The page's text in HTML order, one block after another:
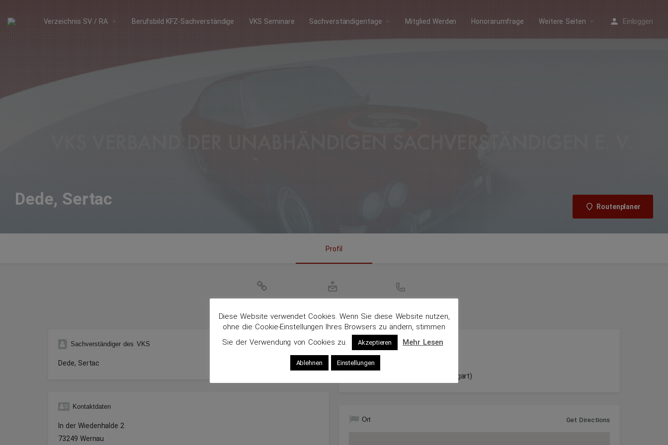
Einloggen
Verzeichnis SV / RA arrow_drop_down Berufsbild KFZ-Sachverständige VKS Seminare Sachverständigentage arrow_drop_down Mitglied Werden Honorarumfrage Weitere Seiten arrow_drop_down
Dede, Sertac Routenplaner
Profil
Sachverständiger des VKS
Dede, Sertac
Info
Kfz-Sachverständiger
Kfz-Technikermeister (HWK Stuttgart)
Kontaktdaten
In der Wiedenhalde 2
73249 Wernau
Ort Get Directions
Diese Website verwendet Cookies. Wenn Sie diese Website nutzen,
ohne die Cookie-Einstellungen Ihres Browsers zu ändern, stimmen
Sie der Verwendung von Cookies zu.
Akzeptieren Mehr Lesen
Ablehnen Einstellungen